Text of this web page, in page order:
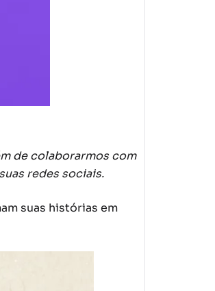
de colaborarmos com
redes sociais.
suas histórias em